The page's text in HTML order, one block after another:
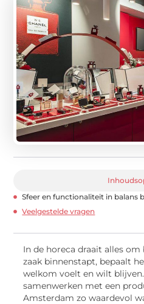
Sfeer en functionaliteit in
Veelgestelde vragen
In de horeca draait alles om
zaak binnenstapt, bepaalt
welkom voelt en wilt
samenwerken met een
Amsterdam zo waardevol